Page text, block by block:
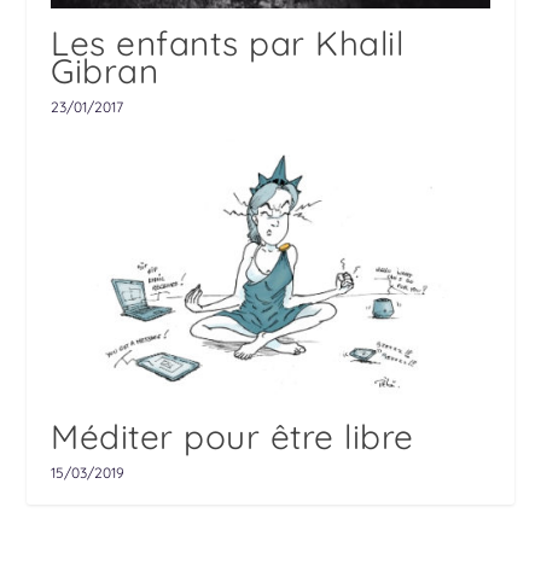
Les enfants par Khalil
Gibran
23/01/2017
Méditer pour être libre
15/03/2019